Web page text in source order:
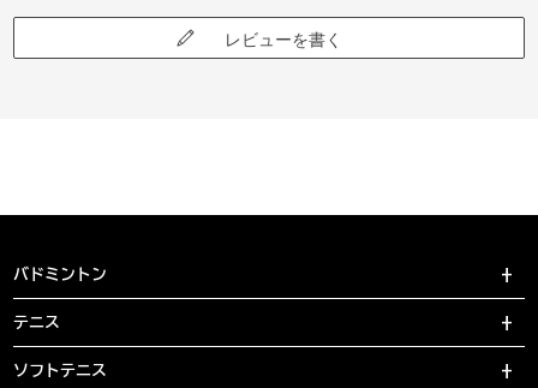
レビューを書く
バドミントン
テニス
ソフトテニス